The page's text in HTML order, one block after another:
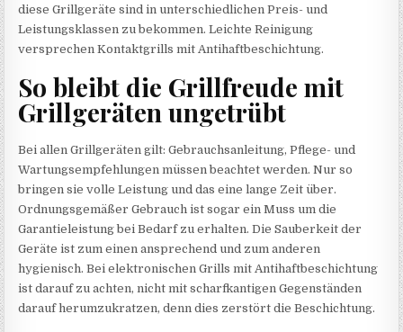
diese Grillgeräte sind in unterschiedlichen Preis- und
Leistungsklassen zu bekommen. Leichte Reinigung
versprechen Kontaktgrills mit Antihaftbeschichtung.
So bleibt die Grillfreude mit
Grillgeräten ungetrübt
Bei allen Grillgeräten gilt: Gebrauchsanleitung, Pflege- und
Wartungsempfehlungen müssen beachtet werden. Nur so
bringen sie volle Leistung und das eine lange Zeit über.
Ordnungsgemäßer Gebrauch ist sogar ein Muss um die
Garantieleistung bei Bedarf zu erhalten. Die Sauberkeit der
Geräte ist zum einen ansprechend und zum anderen
hygienisch. Bei elektronischen Grills mit Antihaftbeschichtung
ist darauf zu achten, nicht mit scharfkantigen Gegenständen
darauf herumzukratzen, denn dies zerstört die Beschichtung.